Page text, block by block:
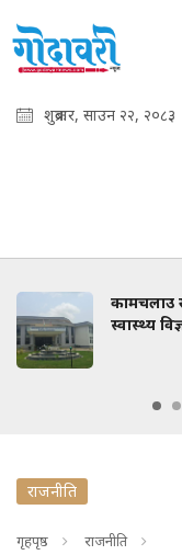
शुक्रबार, साउन २२, २०८३
कामचलाउ
स्वास्थ्य
राजनीति
गृहपृष्ठ
राजनीति